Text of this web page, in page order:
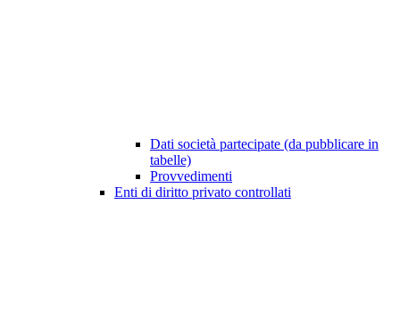
Dati società partecipate (da pubblicare in
tabelle)
Provvedimenti
Enti di diritto privato controllati